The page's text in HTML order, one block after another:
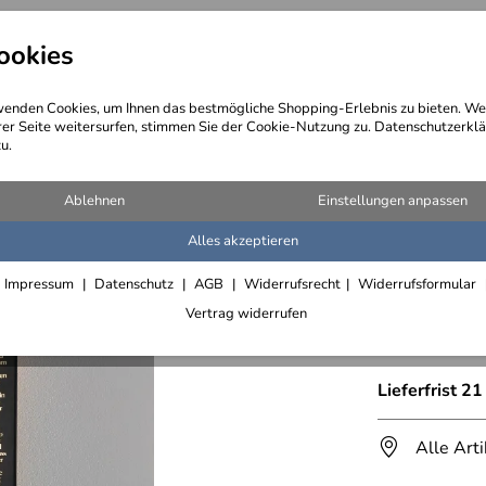
Cookies, um Ihnen das bestmögliche Shopping-Erlebnis zu bieten.
Seite weitersurfen, stimmen Sie der Cookie-Nutzung zu.
Ablehnen Einstellungen anpassen
Alles akzeptieren
Impressum Datenschutz AGB Widerrufsrecht
Widerrufsformular
Vertrag widerrufen
Wegebeschreibung @
Skulpturen
Lieferfrist
Alle